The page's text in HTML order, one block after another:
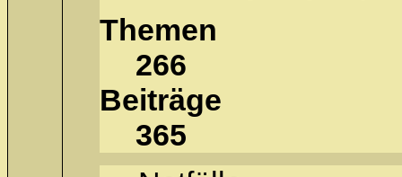
Themen
266
Beiträge
365